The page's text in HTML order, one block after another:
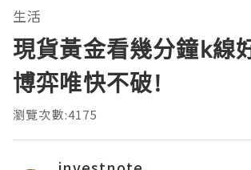
生活
現貨黃金看幾分鐘k線
博弈唯快不破!
瀏覽次數:4175